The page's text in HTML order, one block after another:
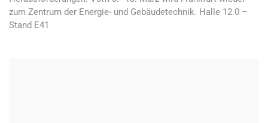
zum Zentrum der Energie- und Gebäudetechnik. Halle 12.0 –
Stand E41